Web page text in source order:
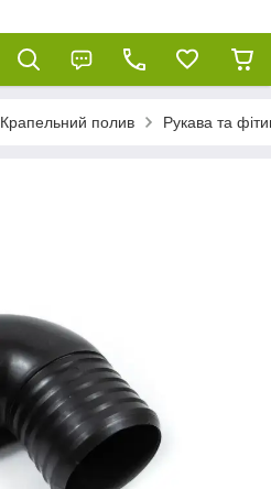
Крапельний полив Рукава та